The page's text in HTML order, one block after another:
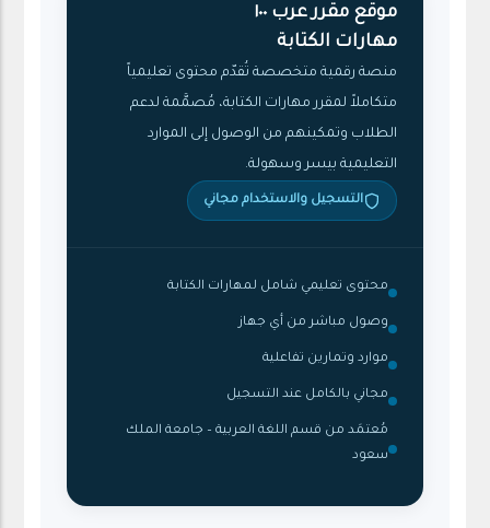
موقع مقرر عرب ١٠٠
مهارات الكتابة
منصة رقمية متخصصة تُقدّم محتوى تعليمياً
متكاملاً لمقرر مهارات الكتابة، مُصمَّمة لدعم
الطلاب وتمكينهم من الوصول إلى الموارد
التعليمية بيسر وسهولة.
التسجيل والاستخدام مجاني
محتوى تعليمي شامل لمهارات الكتابة
وصول مباشر من أي جهاز
موارد وتمارين تفاعلية
مجاني بالكامل عند التسجيل
مُعتمَد من قسم اللغة العربية – جامعة الملك
سعود